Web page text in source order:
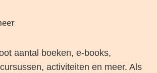
aantal boeken, e-books,
activiteiten en meer. Als